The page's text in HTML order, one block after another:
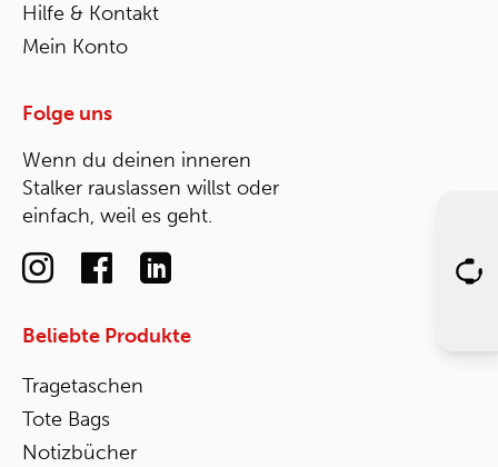
Hilfe & Kontakt
Mein Konto
Folge uns
Wenn du deinen inneren
Stalker rauslassen willst oder
einfach, weil es geht.
Beliebte Produkte
Tragetaschen
Tote Bags
Notizbücher